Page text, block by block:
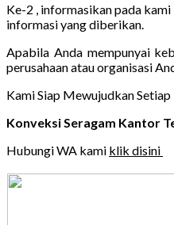
Ke-2 , informasikan pada
informasi yang diberikan.
Apabila Anda mempunyai
perusahaan atau organisasi
Kami Siap Mewujudkan
Konveksi Seragam Kantor
Hubungi WA kami klik disini